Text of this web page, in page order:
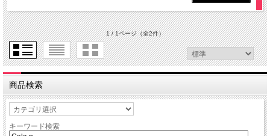
1 / 1ページ（全2件）
商品検索
キーワード検索